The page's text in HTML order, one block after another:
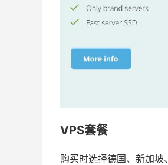
VPS套餐
购买时选择德国、新加